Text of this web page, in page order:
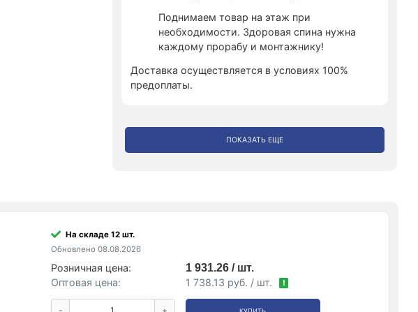
Поднимаем товар на этаж при
необходимости. Здоровая спина нужна
каждому прорабу и монтажнику!
Доставка осуществляется в условиях 100%
предоплаты.
ПОКАЗАТЬ ЕЩЕ
На складе 12 шт.
Обновлено 08.08.2026
Розничная цена:
1 931.26 / шт.
Оптовая цена:
1 738.13 руб. / шт. !